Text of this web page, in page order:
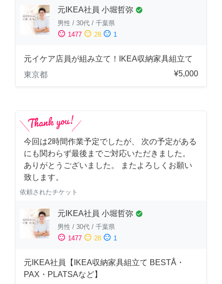
元IKEA社員 小堀哲弥 check_circle
男性 / 30代 / 千葉県
sentiment_satisfied 1477 sentiment_neutral 28 sentiment_dissatisfied 1
元イケア店員が組み立て！IKEA収納家具組立て
東京都
¥5,000
今回は2時間作業予定でしたが、 次の予定がある
にも関わらず最後までご対応いただきました。
ありがとうございました。 またよろしくお願い
致します。
依頼されたチケット
元IKEA社員 小堀哲弥 check_circle
男性 / 30代 / 千葉県
sentiment_satisfied 1477 sentiment_neutral 28 sentiment_dissatisfied 1
元IKEA社員【IKEA収納家具組立て BESTÅ・
PAX・PLATSAなど】